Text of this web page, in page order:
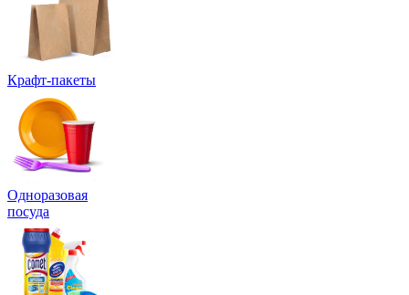
Крафт-пакеты
Одноразовая
посуда